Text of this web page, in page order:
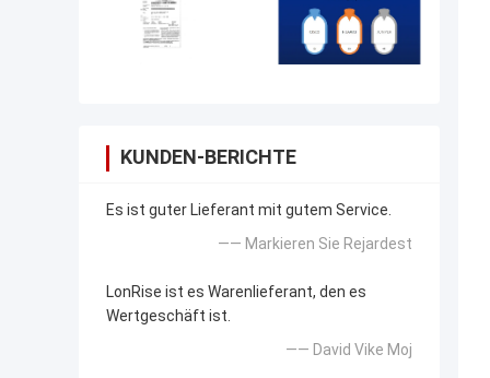
KUNDEN-BERICHTE
Es ist guter Lieferant mit gutem Service.
—— Markieren Sie Rejardest
LonRise ist es Warenlieferant, den es
Wertgeschäft ist.
—— David Vike Moj